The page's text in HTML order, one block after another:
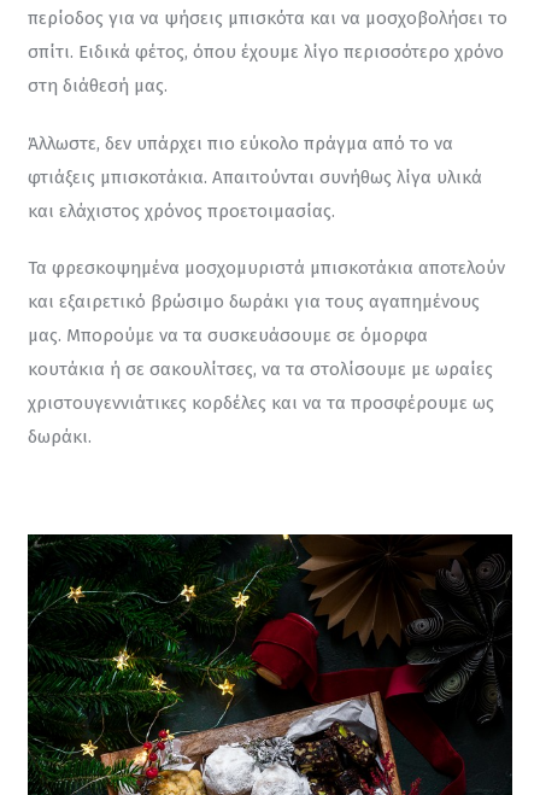
περίοδος για να ψήσεις μπισκότα και να μοσχοβολήσει το
σπίτι. Ειδικά φέτος, όπου έχουμε λίγο περισσότερο χρόνο
στη διάθεσή μας.
Άλλωστε, δεν υπάρχει πιο εύκολο πράγμα από το να
φτιάξεις μπισκοτάκια. Απαιτούνται συνήθως λίγα υλικά
και ελάχιστος χρόνος προετοιμασίας.
Τα φρεσκοψημένα μοσχομυριστά μπισκοτάκια αποτελούν
και εξαιρετικό βρώσιμο δωράκι για τους αγαπημένους
μας. Μπορούμε να τα συσκευάσουμε σε όμορφα
κουτάκια ή σε σακουλίτσες, να τα στολίσουμε με ωραίες
χριστουγεννιάτικες κορδέλες και να τα προσφέρουμε ως
δωράκι.